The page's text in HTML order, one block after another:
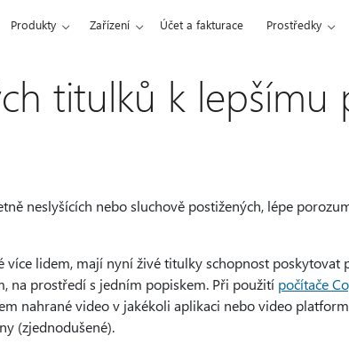
Produkty Zařízení Účet a fakturace Prostředky
titulků k
neslyšících nebo sluchově postižených, lépe
více lidem, mají nyní živé titulky schopnost poskytovat
na prostředí s jedním popiskem. Při použití počítače
nahrané video v jakékoli aplikaci nebo video
(zjednodušené).